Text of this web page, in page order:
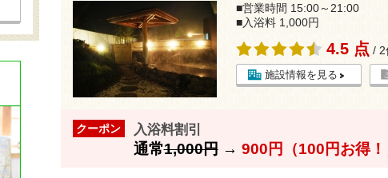
■営業時間 15:00～21:00
■入浴料 1,000円
4.5 点 / 2
施設情報を見る
クーポン 入浴料割引
通常1,000円→ 900円（100円お得！